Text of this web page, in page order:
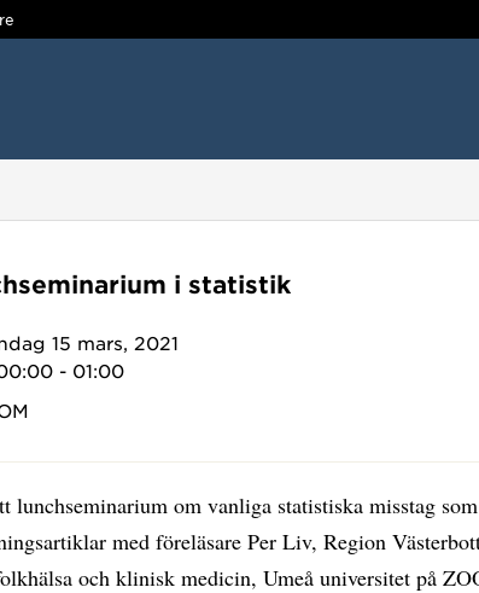
i statistik
15 mars, 2021
- 01:00
lunchseminarium om vanliga statistiska misstag
med föreläsare Per Liv, Region
och klinisk medicin, Umeå universitet på